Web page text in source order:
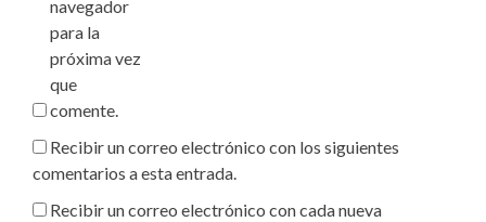
navegador
para la
próxima vez
que
comente.
Recibir un correo electrónico con los siguientes
comentarios a esta entrada.
Recibir un correo electrónico con cada nueva